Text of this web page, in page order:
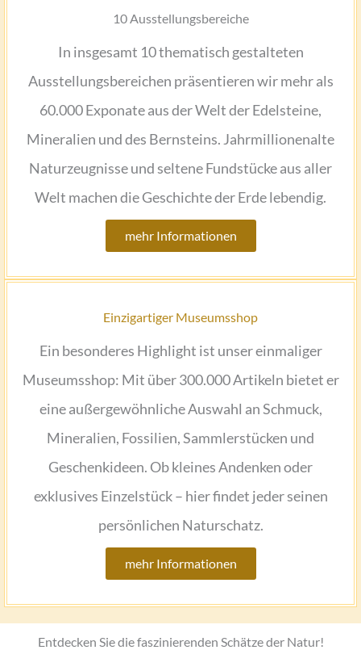
10 Ausstellungsbereiche
In insgesamt 10 thematisch gestalteten
Ausstellungsbereichen präsentieren wir mehr als
60.000 Exponate aus der Welt der Edelsteine,
Mineralien und des Bernsteins. Jahrmillionenalte
Naturzeugnisse und seltene Fundstücke aus aller
Welt machen die Geschichte der Erde lebendig.
mehr Informationen
Einzigartiger Museumsshop
Ein besonderes Highlight ist unser einmaliger
Museumsshop: Mit über 300.000 Artikeln bietet er
eine außergewöhnliche Auswahl an Schmuck,
Mineralien, Fossilien, Sammlerstücken und
Geschenkideen. Ob kleines Andenken oder
exklusives Einzelstück – hier findet jeder seinen
persönlichen Naturschatz.
mehr Informationen
Entdecken Sie die faszinierenden Schätze der Natur!